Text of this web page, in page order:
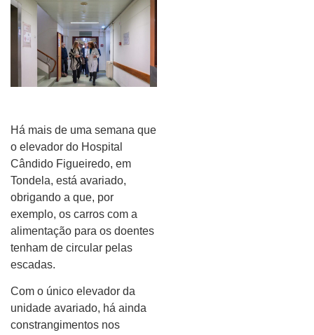
Há mais de uma semana que
o elevador do Hospital
Cândido Figueiredo, em
Tondela, está avariado,
obrigando a que, por
exemplo, os carros com a
alimentação para os doentes
tenham de circular pelas
escadas.
Com o único elevador da
unidade avariado, há ainda
constrangimentos nos